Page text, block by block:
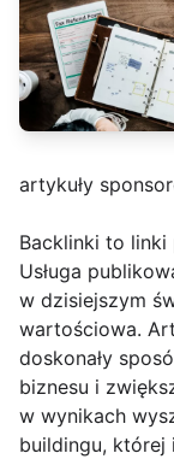
artykuły
Backlinki to
Usługa
w dzisiejszym
wartościowa.
doskonały
biznesu i
w wynikach
buildingu, której